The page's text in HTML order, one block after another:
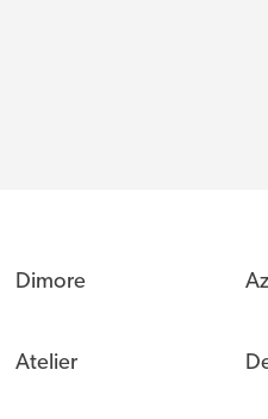
Dimore
Atelier